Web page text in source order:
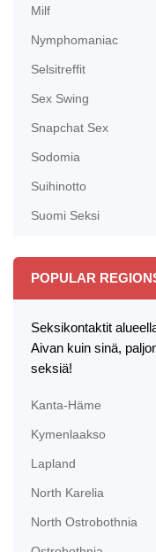
Milf
Nymphomaniac
Selsitreffit
Sex Swing
Snapchat Sex
Sodomia
Suihinotto
Suomi Seksi
POPULAR
Seksikontaktit
Aivan kuin sinä,
seksiä!
Kanta-Häme
Kymenlaakso
Lapland
North Karelia
North Ostrobothnia